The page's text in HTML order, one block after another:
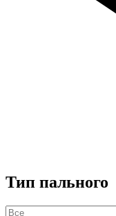
Тип пального